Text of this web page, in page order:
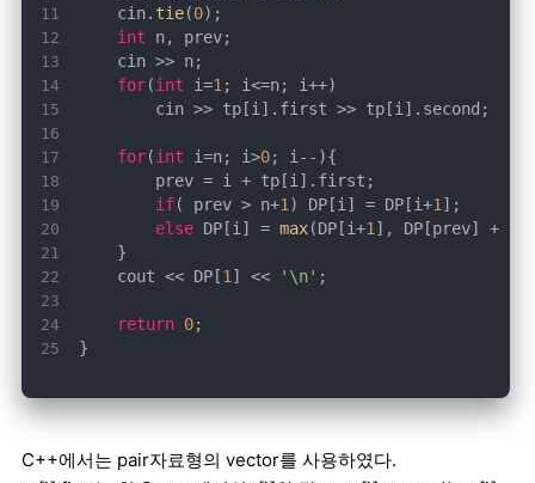
    cin.
tie(0
int
for(int i=1
for(int i=n; i>0
if( prev > n+1 ) DP[i] = DP[i+1
else DP[i] = max(DP[i+1
    cout << DP[
1 ] << '\n'
return 0
}
C++에서는 pair자료형의 vector를 사용하였다.